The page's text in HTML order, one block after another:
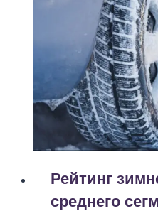
КАК
Рейтинг
среднего